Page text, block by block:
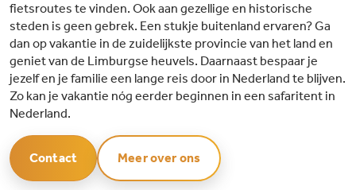
fietsroutes te vinden. Ook aan gezellige en historische
steden is geen gebrek. Een stukje buitenland ervaren? Ga
dan op vakantie in de zuidelijkste provincie van het land en
geniet van de Limburgse heuvels. Daarnaast bespaar je
jezelf en je familie een lange reis door in Nederland te blijven.
Zo kan je vakantie nóg eerder beginnen in een safaritent in
Nederland.
Contact Meer over ons